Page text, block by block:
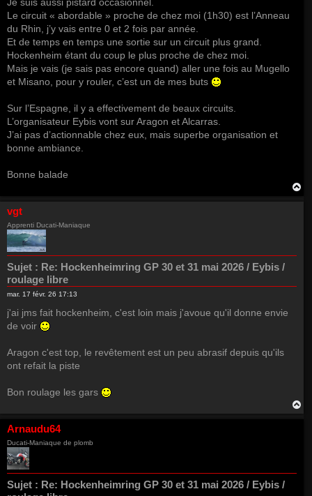
Je suis aussi pistard occasionnel.
Le circuit « abordable » proche de chez moi (1h30) est l’Anneau
du Rhin, j’y vais entre 0 et 2 fois par année.
Et de temps en temps une sortie sur un circuit plus grand.
Hockenheim étant du coup le plus proche de chez moi.
Mais je vais (je sais pas encore quand) aller une fois au Mugello
et Misano, pour y rouler, c’est un de mes buts
Sur l’Espagne, il y a effectivement de beaux circuits.
L’organisateur Eybis vont sur Aragon et Alcarras.
J’ai pas d’actionnable chez eux, mais superbe organisation et
bonne ambiance.
Bonne balade
vgt
Apprenti Ducati-Maniaque
Sujet : Re: Hockenheimring GP 30 et 31 mai 2026 / Eybis /
roulage libre
mar. 17 févr. 26 17:13
j'ai jms fait hockenheim, c'est loin mais j'avoue qu'il donne envie
de voir
Aragon c'est top, le revêtement est un peu abrasif depuis qu'ils
ont refait la piste
Bon roulage les gars
Arnaudu64
Ducati-Maniaque de plomb
Sujet : Re: Hockenheimring GP 30 et 31 mai 2026 / Eybis /